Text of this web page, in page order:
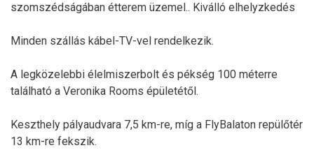
szomszédságában étterem üzemel.. Kiválló elhelyzkedés
Minden szállás kábel-TV-vel rendelkezik.
A legközelebbi élelmiszerbolt és pékség 100 méterre
található a Veronika Rooms épületétől.
Keszthely pályaudvara 7,5 km-re, míg a FlyBalaton repülőtér
13 km-re fekszik.